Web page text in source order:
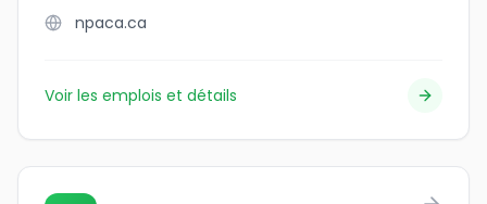
npaca.ca
Voir les emplois et détails